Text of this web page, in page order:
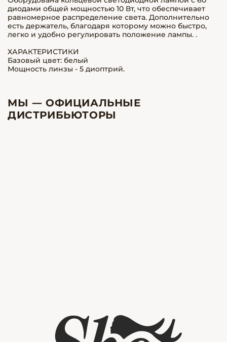
диодами общей мощностью 10 Вт, что обеспечивает
равномерное распределение света. Дополнительно
есть держатель, благодаря которому можно быстро,
легко и удобно регулировать положение лампы. .
ХАРАКТЕРИСТИКИ
Базовый цвет: белый
Мощность линзы - 5 диоптрий.
МЫ — ОФИЦИАЛЬНЫЕ
ДИСТРИБЬЮТОРЫ